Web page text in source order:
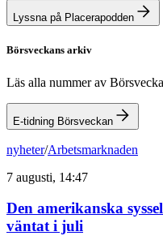
Lyssna på Placerapodden
Börsveckans arkiv
Läs alla nummer av
E-tidning Börsveckan
nyheter/Arbetsmarknaden
7 augusti, 14:47
Den amerikanska
väntat i juli